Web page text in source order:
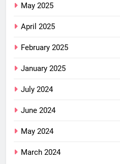
May 2025
April 2025
February 2025
January 2025
July 2024
June 2024
May 2024
March 2024